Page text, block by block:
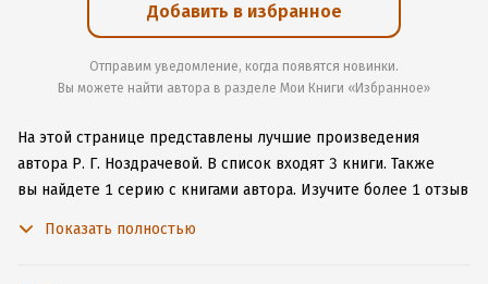
Добавить в избранное
Отправим уведомление, когда появятся новинки.
Вы можете найти автора в разделе Мои Книги «Избранное»
На этой странице представлены лучшие произведения
автора Р. Г. Ноздрачевой. В список входят 3 книги. Также
вы найдете 1 серию с книгами автора. Изучите более 1 отзыв
Показать полностью